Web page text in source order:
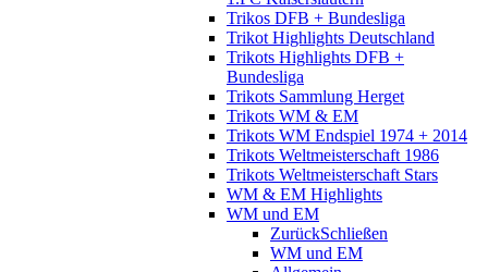
Trikos DFB + Bundesliga
Trikot Highlights Deutschland
Trikots Highlights DFB +
Bundesliga
Trikots Sammlung Herget
Trikots WM & EM
Trikots WM Endspiel 1974 + 2014
Trikots Weltmeisterschaft 1986
Trikots Weltmeisterschaft Stars
WM & EM Highlights
WM und EM
ZurückSchließen
WM und EM